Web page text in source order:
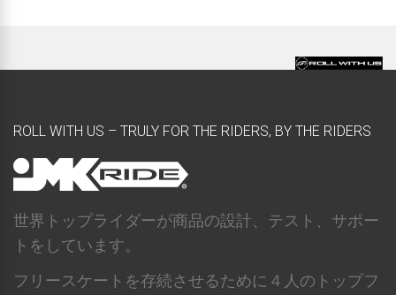
ROLL WITH US – TRULY FOR THE RIDERS, BY THE RIDERS
世界トップライダーが商品の設計、テスト、サポー
トをしています。
フリースケートを存続させるために４人のトップフ